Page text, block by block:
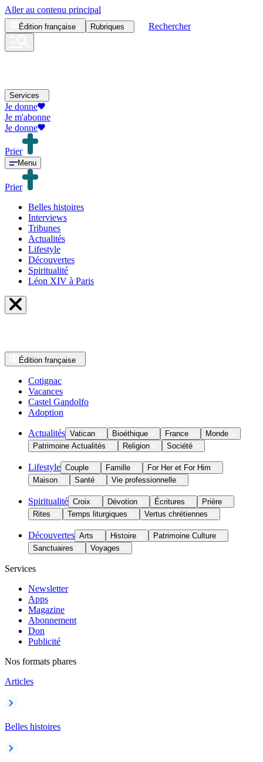
Aller au contenu principal
Édition française Rubriques Rechercher
Services
Je donne
Je m'abonne
Je donne
Prier
Menu
Prier
Belles histoires
Interviews
Tribunes
Actualités
Lifestyle
Découvertes
Spiritualité
Léon XIV à Paris
Édition française
Cotignac
Vacances
Castel Gandolfo
Adoption
Actualités Vatican Bioéthique France
Monde
Patrimoine Actualités
Religion Société
Lifestyle Couple Famille
For Her et For Him
Maison
Santé Vie professionnelle
Spiritualité Croix Dévotion Écritures
Prière
Rites
Temps liturgiques Vertus chrétiennes
Découvertes Arts Histoire
Patrimoine Culture
Sanctuaires
Voyages
Services
Newsletter
Apps
Magazine
Abonnement
Don
Publicité
Nos formats phares
Articles
Belles histoires